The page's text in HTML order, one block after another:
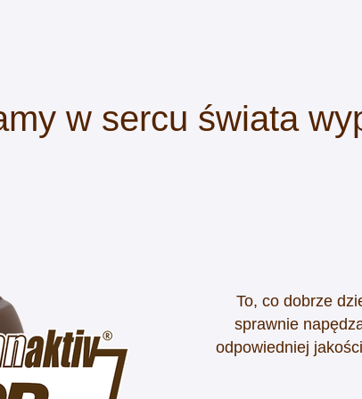
w sercu świata
To, co dobrze
sprawnie
odpowiedniej